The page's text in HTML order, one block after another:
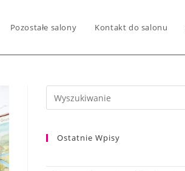
Pozostałe salony Kontakt do salonu
Ostatnie Wpisy